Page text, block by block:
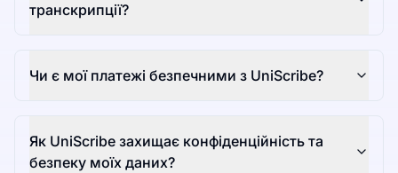
транскрипції?
Чи є мої платежі безпечними з UniScribe?
Як UniScribe захищає конфіденційність та
безпеку моїх даних?